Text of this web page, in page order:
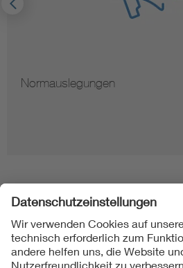
Normauslegungen
Folgen Sie uns